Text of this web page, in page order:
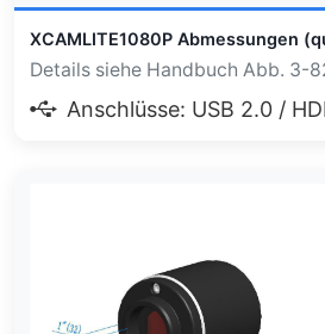
XCAMLITE1080P Abmessungen
Details siehe Handbuch Abb. 3-
Anschlüsse: USB 2.0 /